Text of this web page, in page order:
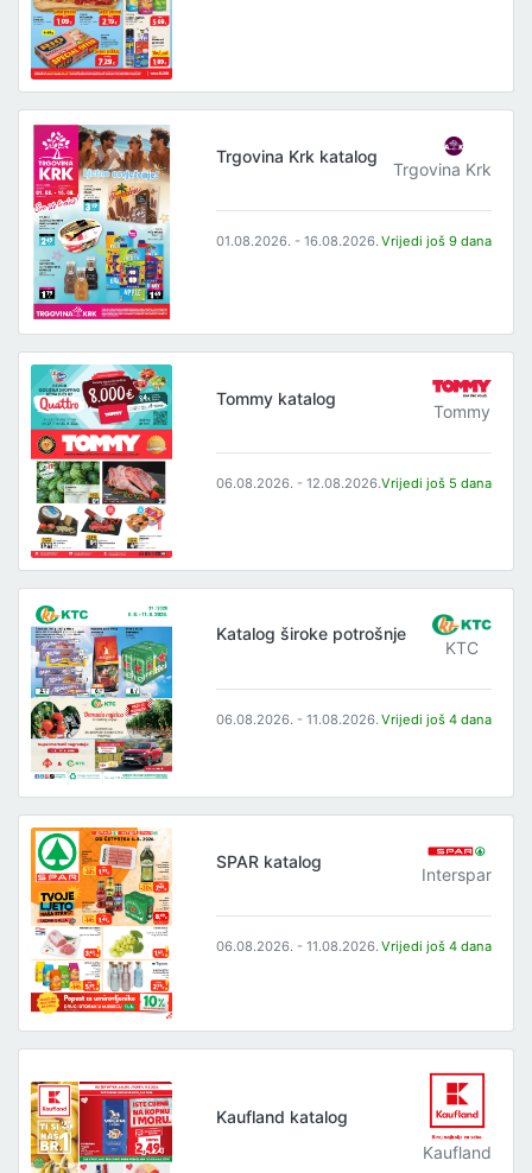
Trgovina Krk katalog
Trgovina Krk
01.08.2026. - 16.08.2026. Vrijedi još 9 dana
Tommy katalog
Tommy
06.08.2026. - 12.08.2026.Vrijedi još 5 dana
Katalog široke potrošnje
KTC
06.08.2026. - 11.08.2026. Vrijedi još 4 dana
SPAR katalog
Interspar
06.08.2026. - 11.08.2026. Vrijedi još 4 dana
Kaufland katalog
Kaufland